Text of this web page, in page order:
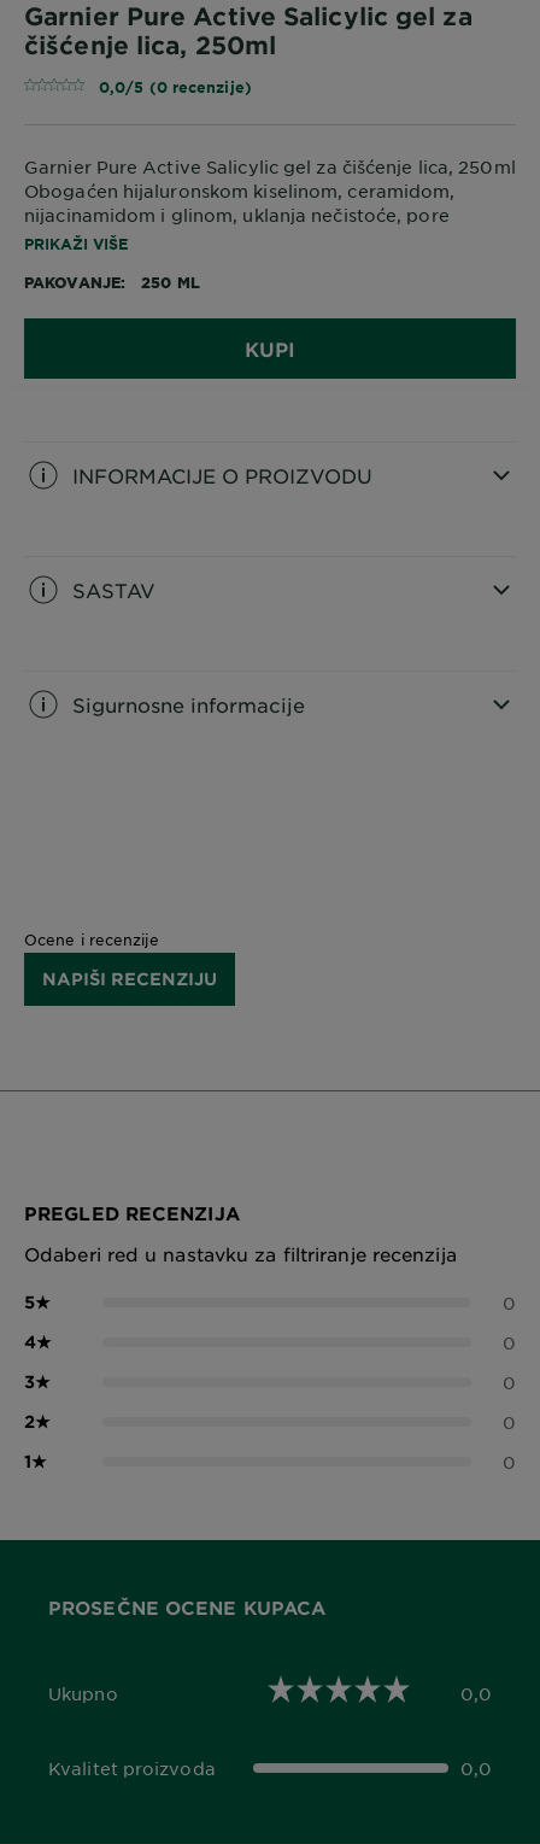
Garnier Pure Active Salicylic gel za
čišćenje lica, 250ml
0,0/5 (0 recenzije)
Garnier Pure Active Salicylic gel za čišćenje lica, 250ml
Obogaćen hijaluronskom kiselinom, ceramidom,
nijacinamidom i glinom, uklanja nečistoće, pore
izgledaju umanjeno i ujednačava teksturu kože, štiteći
PRIKAŽI VIŠE
PAKOVANJE 250 ML
KUPI
INFORMACIJE O PROIZVODU
SASTAV
Sigurnosne informacije
Ocene i recenzije
NAPIŠI RECENZIJU
PREGLED RECENZIJA
Odaberi red u nastavku za filtriranje recenzija
5★ 0
4★ 0
3★ 0
2★ 0
1★ 0
PROSEČNE OCENE KUPACA
Ukupno
0,0 out of 5 stars 0,0
Kvalitet proizvoda
0,0 out of 5 stars 0,0